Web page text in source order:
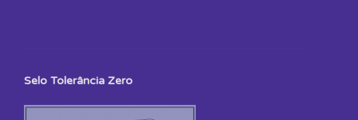
Selo Tolerância Zero